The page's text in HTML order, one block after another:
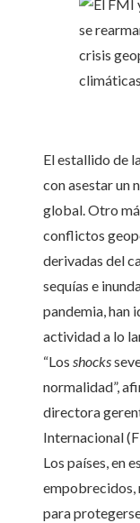
El estallido de
con asestar un
global. Otro
conflictos
derivadas del
sequías e
pandemia, han
actividad a lo
“Los shocks
normalidad”,
directora
Internacional
Los países, en
empobrecidos,
para